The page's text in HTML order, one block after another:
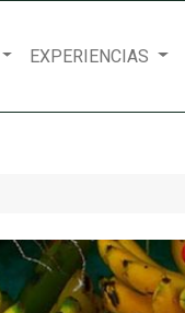
EXPERIENCIAS